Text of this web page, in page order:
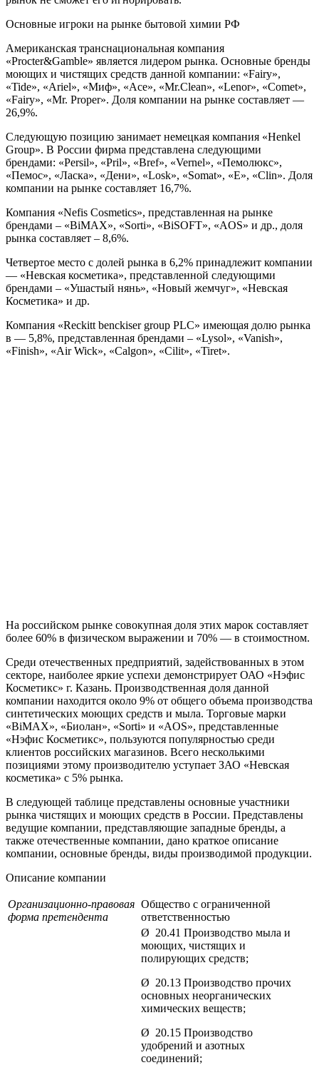
Основные игроки на рынке бытовой химии РФ
Американская транснациональная компания
«Procter&Gamble» является лидером рынка. Основные бренды
моющих и чистящих средств данной компании: «Fairy»,
«Tide», «Ariel», «Миф», «Ace», «Mr.Clean», «Lenor», «Comet»,
«Fairy», «Mr. Proper». Доля компании на рынке составляет —
26,9%.
Следующую позицию занимает немецкая компания «Henkel
Group». В России фирма представлена следующими
брендами: «Persil», «Pril», «Bref», «Vernel», «Пемолюкс»,
«Пемос», «Ласка», «Дени», «Losk», «Somat», «E», «Clin». Доля
компании на рынке составляет 16,7%.
Компания «Nefis Cosmetics», представленная на рынке
брендами – «BiMAX», «Sorti», «BiSOFT», «AOS» и др., доля
рынка составляет – 8,6%.
Четвертое место с долей рынка в 6,2% принадлежит компании
— «Невская косметика», представленной следующими
брендами – «Ушастый нянь», «Новый жемчуг», «Невская
Косметика» и др.
Компания «Reckitt benckiser group PLC» имеющая долю рынка
в — 5,8%, представленная брендами – «Lysol», «Vanish»,
«Finish», «Air Wick», «Calgon», «Cilit», «Tiret».
На российском рынке совокупная доля этих марок составляет
более 60% в физическом выражении и 70% — в стоимостном.
Среди отечественных предприятий, задействованных в этом
секторе, наиболее яркие успехи демонстрирует ОАО «Нэфис
Косметикс» г. Казань. Производственная доля данной
компании находится около 9% от общего объема производства
синтетических моющих средств и мыла. Торговые марки
«BiMAX», «Биолан», «Sorti» и «AOS», представленные
«Нэфис Косметикс», пользуются популярностью среди
клиентов российских магазинов. Всего несколькими
позициями этому производителю уступает ЗАО «Невская
косметика» с 5% рынка.
В следующей таблице представлены основные участники
рынка чистящих и моющих средств в России. Представлены
ведущие компании, представляющие западные бренды, а
также отечественные компании, дано краткое описание
компании, основные бренды, виды производимой продукции.
Описание компании
Организационно-правовая
форма претендента
Общество с ограниченной
ответственностью
Ø 20.41 Производство мыла и
моющих, чистящих и
полирующих средств;
Ø 20.13 Производство прочих
основных неорганических
химических веществ;
Ø 20.15 Производство
удобрений и азотных
соединений;